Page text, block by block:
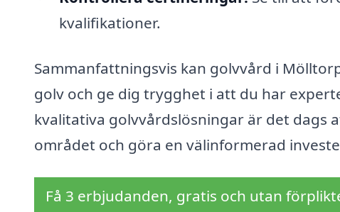
kvalifikationer.
Sammanfattningsvis kan golvvård i
golv och ge dig trygghet i att du har
kvalitativa golvvårdslösningar är det dags
området och göra en välinformerad
Få 3 erbjudanden, gratis och utan